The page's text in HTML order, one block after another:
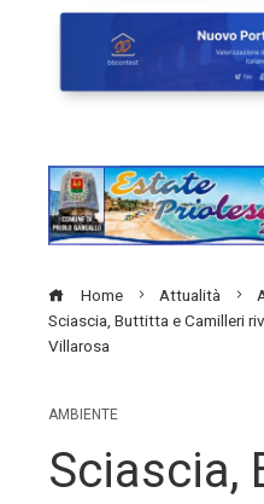
Home Attualità
Sciascia, Buttitta e Camilleri
Villarosa
AMBIENTE
Sciascia,